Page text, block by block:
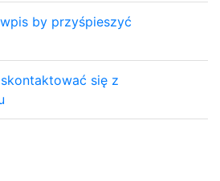
by przyśpieszyć
się z